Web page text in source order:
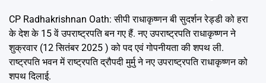
CP Radhakrishnan Oath: सीपी राधाकृष्णन बी सुदर्शन रेड्डी को हरा
के देश के 15 वें उपराष्ट्रपति बन गए हैं. नए उपराष्ट्रपति राधाकृष्णन ने
शुक्रवार (12 सितंबर 2025 ) को पद एवं गोपनीयता की शपथ ली.
राष्ट्रपति भवन में राष्ट्रपति द्रौपदी मुर्मु ने नए उपराष्ट्रपति राधाकृष्णन को
शपथ दिलाई.